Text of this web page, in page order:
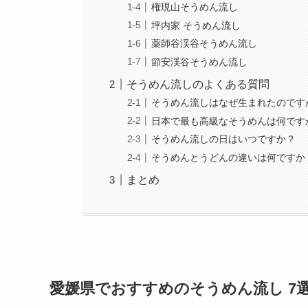
権現山そうめん流し
坪内家 そうめん流し
薬師谷渓谷そうめん流し
節安渓谷そうめん流し
そうめん流しのよくある質問
そうめん流しはなぜ生まれたのです
日本で最も高級なそうめんは何です
そうめん流しの日はいつですか？
そうめんとうどんの違いは何ですか
まとめ
愛媛県でおすすめのそうめん流し 7